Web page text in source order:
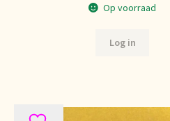
Op voorraad
Log in